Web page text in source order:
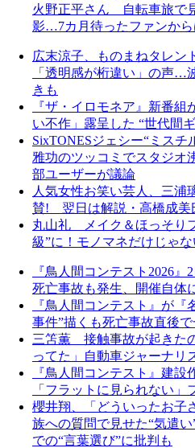
火野正平さん 自転車旅で
影…7カ月待ったファンから
広末涼子、ものまねタレン
「透明感が桁違い」の声…
きも
『ザ・イロモネア』新番
い不作」露呈した “世代間
SixTONESジェシー“ミス
雅功のツッコミでスタジオ
部ユーザーが議論
人気女性お笑い芸人、三浦
賛! 翌日は解説・高橋成美
丸山礼 メイク＆ほっそり
級”に！モノマネだけじゃ
『鳥人間コンテスト2026
死亡事故も発生、開催自体
『鳥人間コンテスト』が
事件”描くも死亡事故直後
三笘薫 接触事故が起きた
ってた」自動車ジャーナリ
『鳥人間コンテスト』建
「フラットに見られない」
櫻井翔、「どういったお子
族への質問で見せた“気遣
での“言葉選び”に批判も